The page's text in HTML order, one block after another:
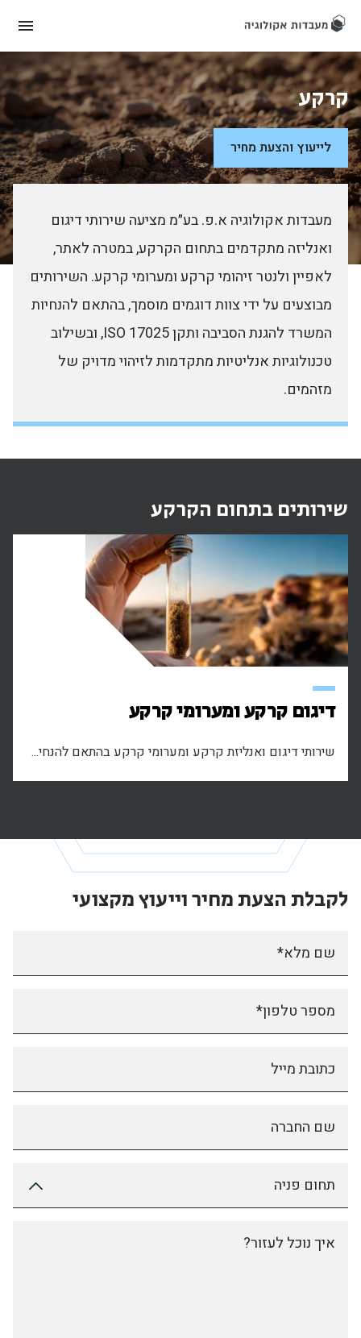
קרקע
לייעוץ והצעת מחיר
מעבדות אקולוגיה א.פ. בע״מ מציעה שירותי דיגום
ואנליזה מתקדמים בתחום הקרקע, במטרה לאתר,
לאפיין ולנטר זיהומי קרקע ומערומי קרקע. השירותים
מבוצעים על ידי צוות דוגמים מוסמך, בהתאם להנחיות
המשרד להגנת הסביבה ותקן ISO 17025, ובשילוב
טכנולוגיות אנליטיות מתקדמות לזיהוי מדויק של
מזהמים.
שירותים בתחום הקרקע
דיגום קרקע ומערומי קרקע
שירותי דיגום ואנליזת קרקע ומערומי קרקע בהתאם להנחי...
לקבלת הצעת מחירוייעוץ מקצועי
שם מלא*
מספר טלפון*
כתובת מייל
שם החברה
תחום פניה
איך נוכל לעזור?